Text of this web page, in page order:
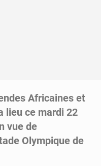
Africaines et
lieu ce mardi 22
vue de
Olympique de